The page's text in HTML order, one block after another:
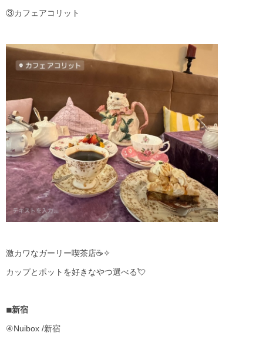
③カフェアコリット
激カワなガーリー喫茶店☕✧
カップとポットを好きなやつ選べる💘
◾︎新宿
④Nuibox /新宿